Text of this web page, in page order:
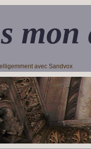
mon
avec Sandvox